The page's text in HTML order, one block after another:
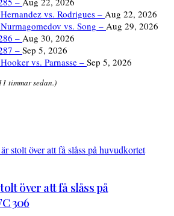
vs. Rodrigues – Aug 22, 2026
vs. Song – Aug 29, 2026
– Aug 30, 2026
– Sep 5, 2026
vs. Parnasse – Sep 5, 2026
timmar sedan.)
över att få slåss på
306